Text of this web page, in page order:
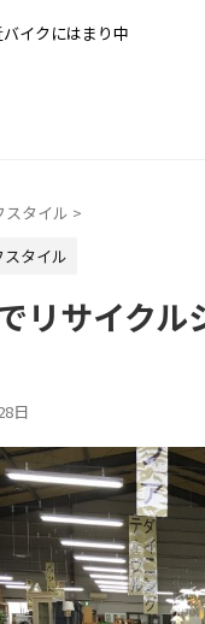
イクにはまり中
スタイル >
スタイル
リサイク
日